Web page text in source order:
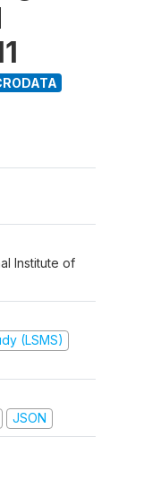
Institute of
(LSMS)
JSON